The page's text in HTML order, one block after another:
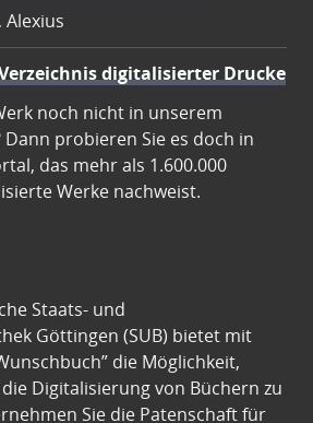
digitalisierter Drucke
noch nicht in unserem
probieren Sie es doch in
das mehr als 1.600.000
Werke nachweist.
Staats- und
Göttingen (SUB) bietet mit
die Möglichkeit,
Digitalisierung von Büchern zu
Sie die Patenschaft für